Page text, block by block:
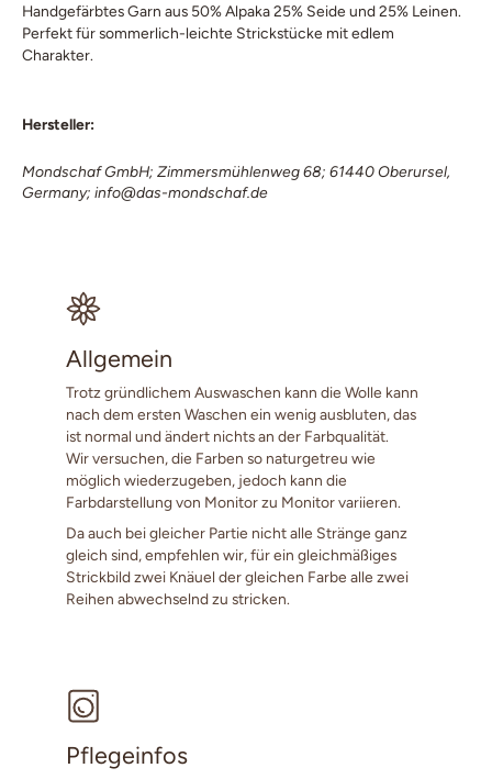
Handgefärbtes Garn aus 50% Alpaka 25% Seide und 25% Leinen.
Perfekt für sommerlich-leichte Strickstücke mit edlem
Charakter.
Hersteller:
Mondschaf GmbH; Zimmersmühlenweg 68; 61440 Oberursel,
Germany; info@das-mondschaf.de
Allgemein
Trotz gründlichem Auswaschen kann die Wolle kann
nach dem ersten Waschen ein wenig ausbluten, das
ist normal und ändert nichts an der Farbqualität.
Wir versuchen, die Farben so naturgetreu wie
möglich wiederzugeben, jedoch kann die
Farbdarstellung von Monitor zu Monitor variieren.
Da auch bei gleicher Partie nicht alle Stränge ganz
gleich sind, empfehlen wir, für ein gleichmäßiges
Strickbild zwei Knäuel der gleichen Farbe alle zwei
Reihen abwechselnd zu stricken.
Pflegeinfos